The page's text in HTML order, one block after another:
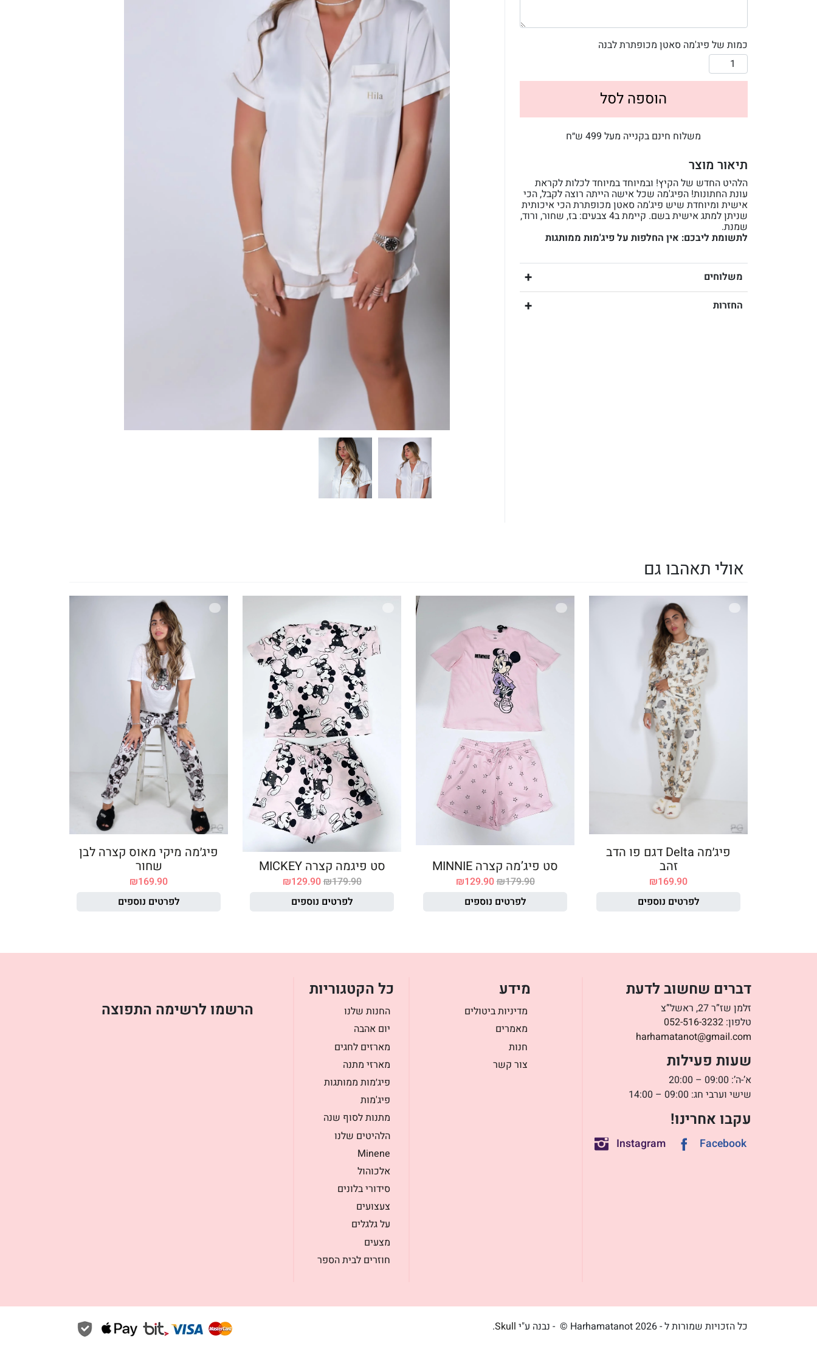
כמות של פיג'מה סאטן מכופתרת לבנה
הוספה לסל
משלוח חינם בקנייה מעל 499 ש״ח
תיאור מוצר
הלהיט החדש של הקיץ! ובמיוחד במיוחד לכלות לקראת
עונת החתונות! הפיג'מה שכל אישה הייתה רוצה לקבל, הכי
אישית ומיוחדת שיש פיג'מה סאטן מכופתרת הכי איכותית
שניתן למתג אישית בשם. קיימת ב4 צבעים: בז, שחור, ורוד,
שמנת.
לתשומת ליבכם: אין החלפות על פיג'מות ממותגות
משלוחים
החזרות
אולי תאהבו גם
פיג׳מה Delta דגם פו הדב
זהב
₪169.90
לפרטים נוספים
סט פיג’מה קצרה MINNIE
₪179.90
₪129.90
לפרטים נוספים
סט פיגמה קצרה MICKEY
₪179.90
₪129.90
לפרטים נוספים
פיג׳מה מיקי מאוס קצרה לבן
שחור
₪169.90
לפרטים נוספים
דברים שחשוב לדעת
זלמן שז”ר 27, ראשל”צ
טלפון: 052-516-3232
harhamatanot@gmail.com
שעות פעילות
א’-ה’: 09:00 – 20:00
שישי וערבי חג: 09:00 – 14:00
עקבו אחרינו!
Facebook
Instagram
מידע
מדיניות ביטולים
מאמרים
חנות
צור קשר
כל הקטגוריות
החנות שלנו
יום אהבה
מארזים לחגים
מארזי מתנה
פיג׳מות ממותגות
פיג'מות
מתנות לסוף שנה
הלהיטים שלנו
Minene
אלכוהול
סידורי בלונים
צעצועים
על גלגלים
מצעים
חוזרים לבית הספר
הרשמו לרשימה התפוצה
כל הזכויות שמורות ל - Harhamatanot 2026 © - נבנה ע"י Skull
.